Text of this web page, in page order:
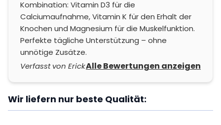
Kombination: Vitamin D3 für die
Calciumaufnahme, Vitamin K für den Erhalt der
Knochen und Magnesium für die Muskelfunktion.
Perfekte tägliche Unterstützung – ohne
unnötige Zusätze.
Verfasst von ErickAlle Bewertungen anzeigen
Wir liefern nur beste Qualität: